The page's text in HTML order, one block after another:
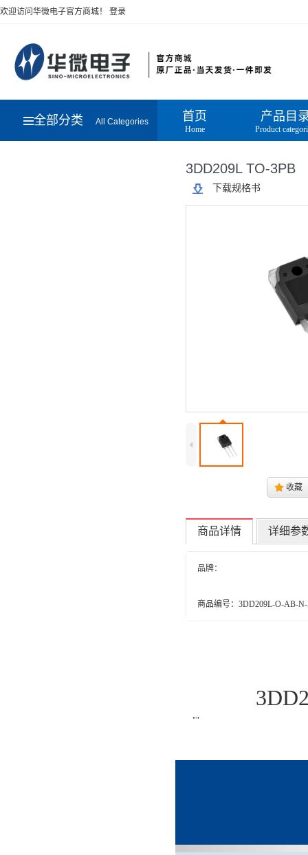
欢迎访问华微电子官方商城！ 登录
全部分类 All Categories 首页
Home
产品目
Product
3DD209L TO-3PB
下载规格书
4
. 收藏
商品详情 详细参
品牌：
商品编号：3DD209L-O-AB-
""